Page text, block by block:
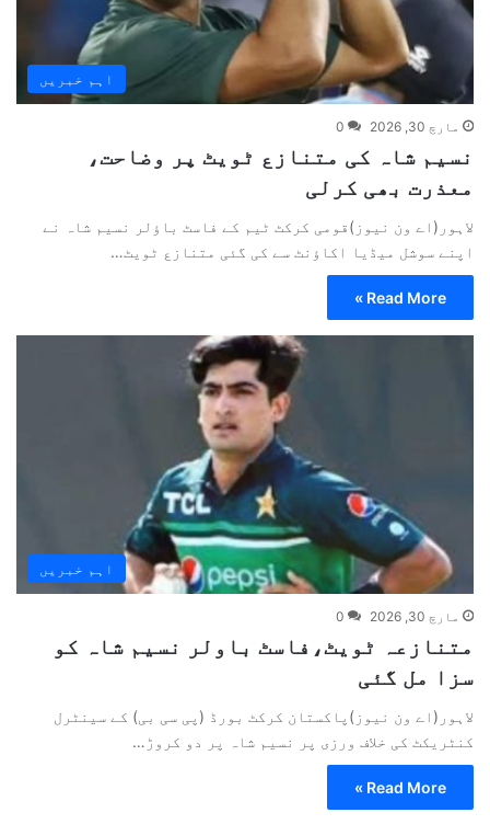
اہم خبریں
مارچ 30, 2026 0
نسیم شاہ کی متنازع ٹویٹ پر وضاحت،
معذرت بھی کرلی
لاہور(اے ون نیوز)قومی کرکٹ ٹیم کے فاسٹ باؤلر نسیم شاہ نے
اپنے سوشل میڈیا اکاؤنٹ سے کی گئی متنازع ٹویٹ…
Read More »
اہم خبریں
مارچ 30, 2026 0
متنازعہ ٹویٹ،فاسٹ باولر نسیم شاہ کو
سزا مل گئی
لاہور(اے ون نیوز)پاکستان کرکٹ بورڈ (پی سی بی) کے سینٹرل
کنٹریکٹ کی خلاف ورزی پر نسیم شاہ پر دو کروڑ…
Read More »